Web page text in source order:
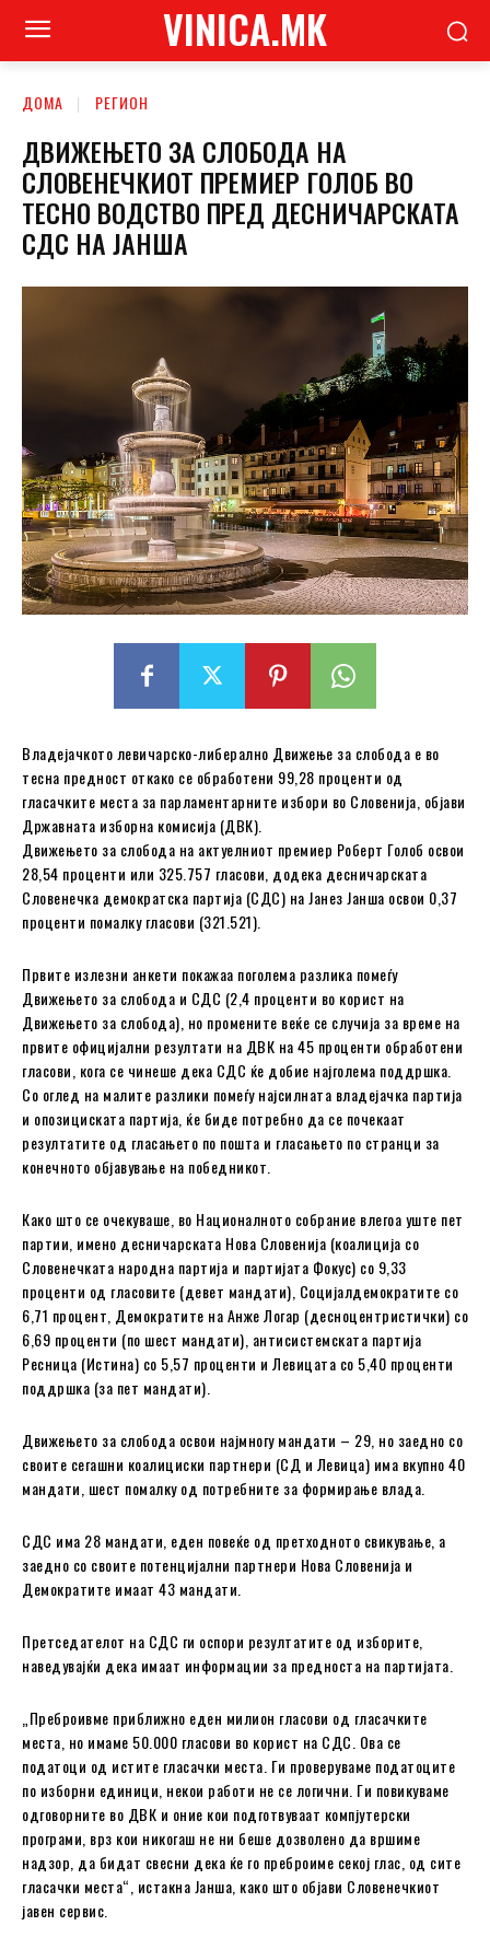
VINICA.MK
ДОМА РЕГИОН
ДВИЖЕЊЕТО ЗА СЛОБОДА НА
СЛОВЕНЕЧКИОТ ПРЕМИЕР ГОЛОБ ВО
ТЕСНО ВОДСТВО ПРЕД ДЕСНИЧАРСКАТА
СДС НА ЈАНША
Владејачкото левичарско-либерално Движење за слобода е во
тесна предност откако се обработени 99,28 проценти од
гласачките места за парламентарните избори во Словенија, објави
Државната изборна комисија (ДВК).
Движењето за слобода на актуелниот премиер Роберт Голоб освои
28,54 проценти или 325.757 гласови, додека десничарската
Словенечка демократска партија (СДС) на Јанез Јанша освои 0,37
проценти помалку гласови (321.521).
Првите излезни анкети покажаа поголема разлика помеѓу
Движењето за слобода и СДС (2,4 проценти во корист на
Движењето за слобода), но промените веќе се случија за време на
првите официјални резултати на ДВК на 45 проценти обработени
гласови, кога се чинеше дека СДС ќе добие најголема поддршка.
Со оглед на малите разлики помеѓу најсилната владејачка партија
и опозициската партија, ќе биде потребно да се почекаат
резултатите од гласањето по пошта и гласањето по странци за
конечното објавување на победникот.
Како што се очекуваше, во Националното собрание влегоа уште пет
партии, имено десничарската Нова Словенија (коалиција со
Словенечката народна партија и партијата Фокус) со 9,33
проценти од гласовите (девет мандати), Социјалдемократите со
6,71 процент, Демократите на Анже Логар (десноцентристички) со
6,69 проценти (по шест мандати), антисистемската партија
Ресница (Истина) со 5,57 проценти и Левицата со 5,40 проценти
поддршка (за пет мандати).
Движењето за слобода освои најмногу мандати – 29, но заедно со
своите сегашни коалициски партнери (СД и Левица) има вкупно 40
мандати, шест помалку од потребните за формирање влада.
СДС има 28 мандати, еден повеќе од претходното свикување, а
заедно со своите потенцијални партнери Нова Словенија и
Демократите имаат 43 мандати.
Претседателот на СДС ги оспори резултатите од изборите,
наведувајќи дека имаат информации за предноста на партијата.
„Преброивме приближно еден милион гласови од гласачките
места, но имаме 50.000 гласови во корист на СДС. Ова се
податоци од истите гласачки места. Ги проверуваме податоците
по изборни единици, некои работи не се логични. Ги повикуваме
одговорните во ДВК и оние кои подготвуваат компјутерски
програми, врз кои никогаш не ни беше дозволено да вршиме
надзор, да бидат свесни дека ќе го преброиме секој глас, од сите
гласачки места“, истакна Јанша, како што објави Словенечкиот
јавен сервис.